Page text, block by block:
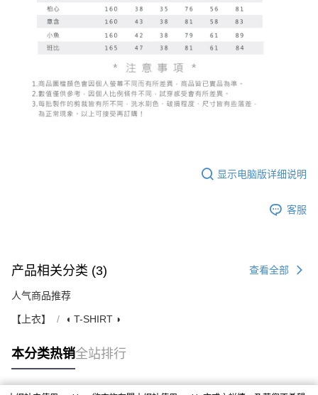
显示电脑版详细说明
客服
产品相关分类 (3) 查看全部
人气商品推荐
【上衣】 ◖ T-SHIRT ◗
本分类热销全站排行